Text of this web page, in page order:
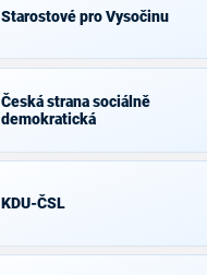
Starostové pro Vysočinu
Česká strana sociálně
demokratická
KDU-ČSL